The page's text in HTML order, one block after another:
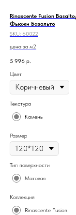
Rinascente Fusion
Фьюжн Базальто
SKU: 60022
цена за м2
5 996 р.
Цвет
Текстура
Камень
Размер
Тип поверхности
Матовая
Коллекция
Rinascente Fusion